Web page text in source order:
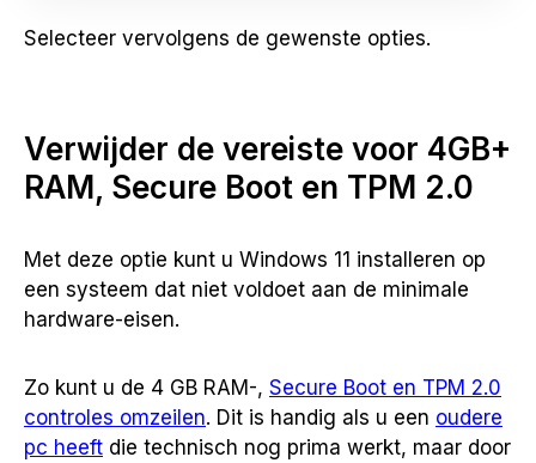
Selecteer vervolgens de gewenste opties.
Verwijder de vereiste voor 4GB+
RAM, Secure Boot en TPM 2.0
Met deze optie kunt u Windows 11 installeren op
een systeem dat niet voldoet aan de minimale
hardware-eisen.
Zo kunt u de 4 GB RAM-, Secure Boot en TPM 2.0
controles omzeilen. Dit is handig als u een oudere
pc heeft die technisch nog prima werkt, maar door